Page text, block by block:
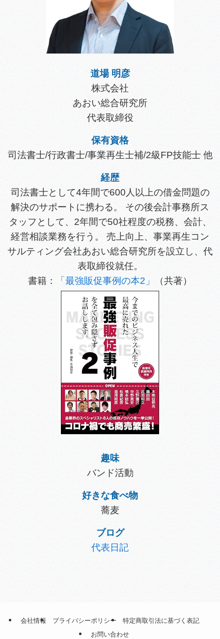
道場 明彦
株式会社
あおい総合研究所
代表取締役
保有資格
司法書士/行政書士/事業再生士補/2級FP技能士 他
経歴
司法書士として4年間で600人以上の借金問題の
解決のサポートに携わる。 その後会計事務所ス
タッフとして、2年間で50社程度の税務、会計、
経営相談業務を行う。 売上向上、事業再生コン
サルティング会社あおい総合研究所を設立し、代
表取締役就任。
書籍：
「最強販促事例の本2」 （共著）
趣味
バンド活動
好きな食べ物
蕎麦
ブログ
代表日記
会社情報 プライバシーポリシー
特定商取引法に基づく表記
お問い合わせ